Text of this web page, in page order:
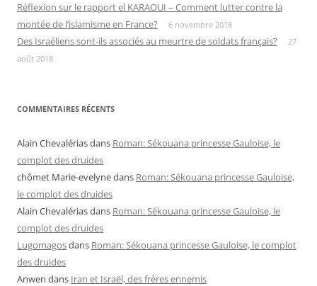
Réflexion sur le rapport el KARAOUI – Comment lutter contre la
montée de l’islamisme en France?
6 novembre 2018
Des Israéliens sont-ils associés au meurtre de soldats français?
27
août 2018
COMMENTAIRES RÉCENTS
Alain Chevalériasdans Roman: Sékouana princesse Gauloise, le
complot des druides
chômet Marie-evelynedans Roman: Sékouana princesse Gauloise,
le complot des druides
Alain Chevalériasdans Roman: Sékouana princesse Gauloise, le
complot des druides
Lugomagosdans Roman: Sékouana princesse Gauloise, le complot
des druides
Anwen dans Iran et Israël, des frères ennemis